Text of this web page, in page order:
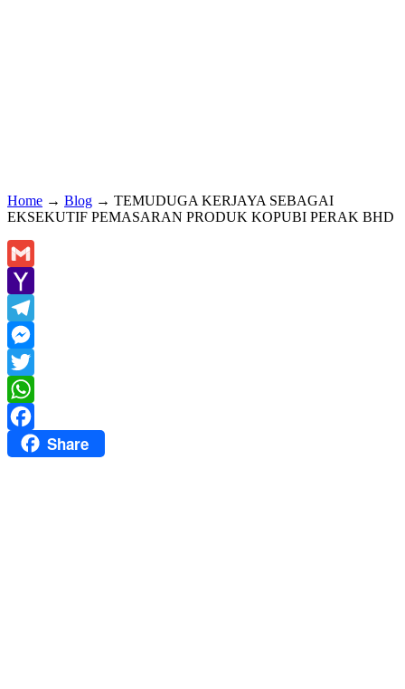
Home → Blog → TEMUDUGA KERJAYA SEBAGAI
EKSEKUTIF PEMASARAN PRODUK KOPUBI PERAK BHD
Gmail
Yahoo
Mail
Telegram
Messenger
Twitter
WhatsApp
FacebookShare